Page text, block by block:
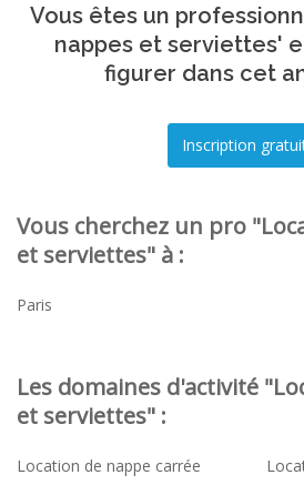
Vous êtes un
nappes et serviettes'
figurer dans cet
Vous cherchez un pro
et serviettes" à :
Paris
Les domaines d'activité
et serviettes" :
Location de nappe carrée